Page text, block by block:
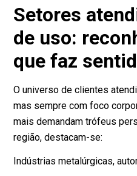
Setores
de uso:
que faz
O universo de clientes
mas sempre com foco
mais demandam trófeus
região, destacam-se:
Indústrias metalúrgicas,